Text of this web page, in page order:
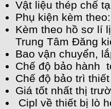
Vật liệu thép chế
Phụ kiện kèm
Kèm theo hồ sơ lí
Trung Tâm Đăng
Bao vận chuyển,
Chế độ bảo hành
Chế độ bảo trì
Giá tốt nhất thị
Cipl về thiết bị lò